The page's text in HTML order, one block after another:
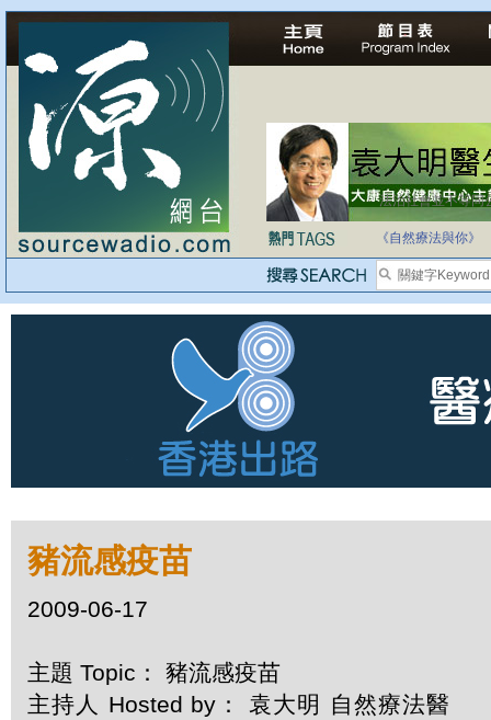
法治社會並不等同
《自然療法與你》
豬流感疫苗
2009-06-17
主題 Topic： 豬流感疫苗
主持人 Hosted by： 袁大明 自然療法醫